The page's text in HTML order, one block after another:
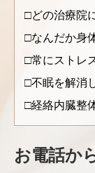
どの治療院
なんだか身
常にストレ
不眠を解消
経絡内臓整
お電話か